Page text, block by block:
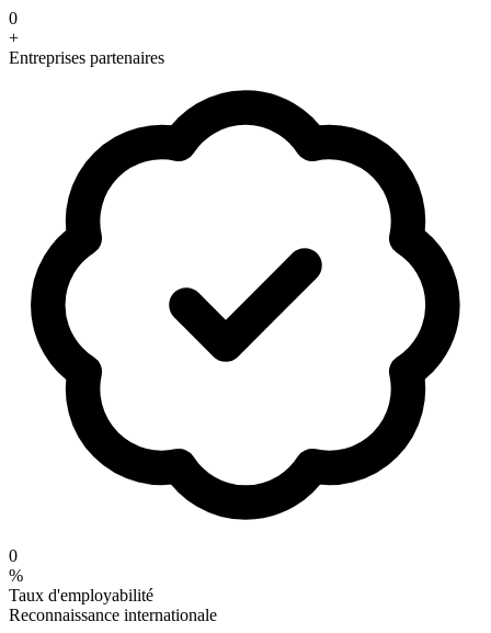
0
+
Entreprises partenaires
0
%
Taux d'employabilité
Reconnaissance internationale